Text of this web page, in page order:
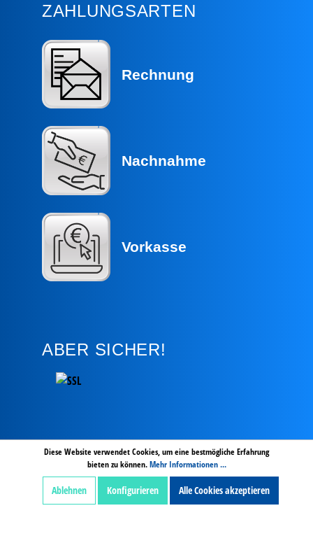
ZAHLUNGSARTEN
Rechnung
Nachnahme
Vorkasse
ABER SICHER!
Diese Website verwendet Cookies, um eine bestmögliche Erfahrung
bieten zu können.Mehr Informationen ...
Ablehnen Konfigurieren Alle Cookies akzeptieren